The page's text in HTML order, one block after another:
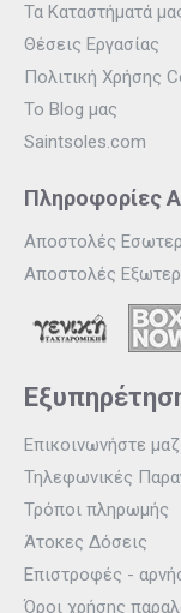
Τα Καταστήματά
Θέσεις Εργασίας
Πολιτική Χρήσης
Το Blog μας
Saintsoles.com
Πληροφορίες
Αποστολές
Αποστολές
Επικοινωνήστε
Τηλεφωνικές
Τρόποι πληρωμής
Άτοκες Δόσεις
Επιστροφές -
Όροι χρήσης